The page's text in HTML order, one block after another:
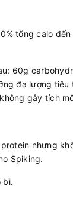
tổng calo
60g
đa lượng tiêu
gây tích
nhưng
Spiking.
bì.